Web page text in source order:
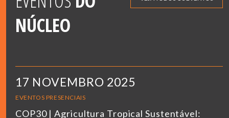
NÚCLEO
17 NOVEMBRO 2025
EVENTOS PRESENCIAIS
COP30 | Agricultura Tropical Sustentável: